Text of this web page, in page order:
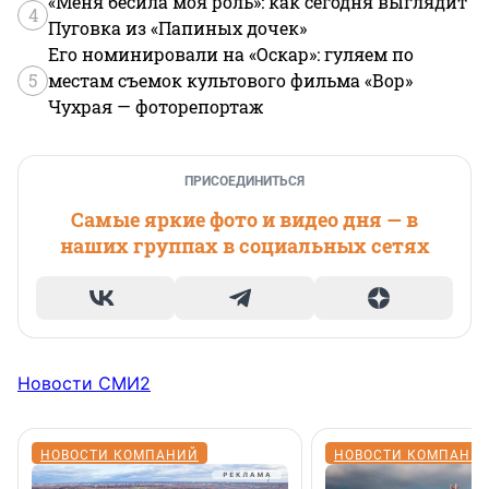
4
Пуговка из «Папиных дочек»
5
Его номинировали на «Оскар»: гуляем по
местам съемок культового фильма «Вор»
Чухрая — фоторепортаж
ПРИСОЕДИНИТЬСЯ
Самые яркие фото и видео дня — в
наших группах в социальных сетях
Новости СМИ2
НОВОСТИ КОМПАНИЙ НОВОСТИ